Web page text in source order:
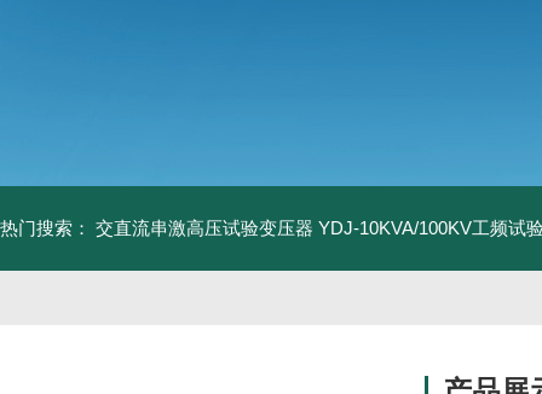
热门搜索： 交直流串激高压试验变压器 YDJ-10KVA/100KV工频试